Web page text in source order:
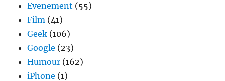
Evenement (55)
Film (41)
Geek (106)
Google (23)
Humour (162)
iPhone (1)